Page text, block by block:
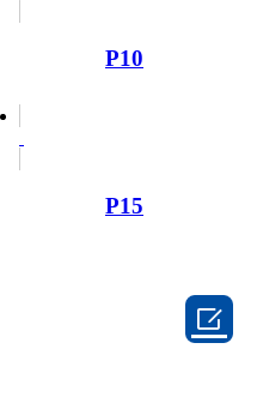
P10
P15
